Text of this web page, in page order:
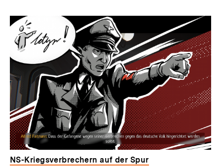
NS-Kriegsverbrechern auf der Spur